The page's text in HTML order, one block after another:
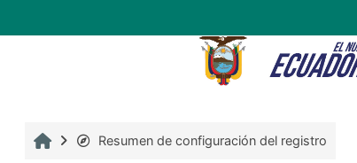
InicioResumen de configuración del registro